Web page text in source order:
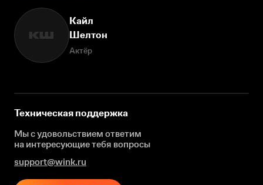
КШ
Кайл
Шелтон
Актёр
Техническая поддержка
Мы с удовольствием ответим
на интересующиетебя вопросы
support@wink.ru